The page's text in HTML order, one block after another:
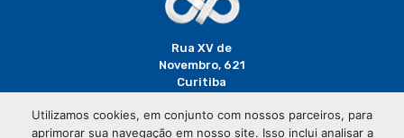
Rua XV de
Novembro, 621
Curitiba
Utilizamos cookies, em conjunto com nossos parceiros, para
aprimorar sua navegação em nosso site. Isso inclui analisar a